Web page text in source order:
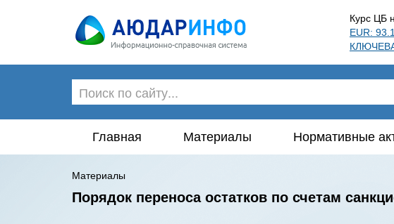
Курс ЦБ
EUR:
Главная Материалы Нормативные
Материалы
Порядок переноса остатков по счетам